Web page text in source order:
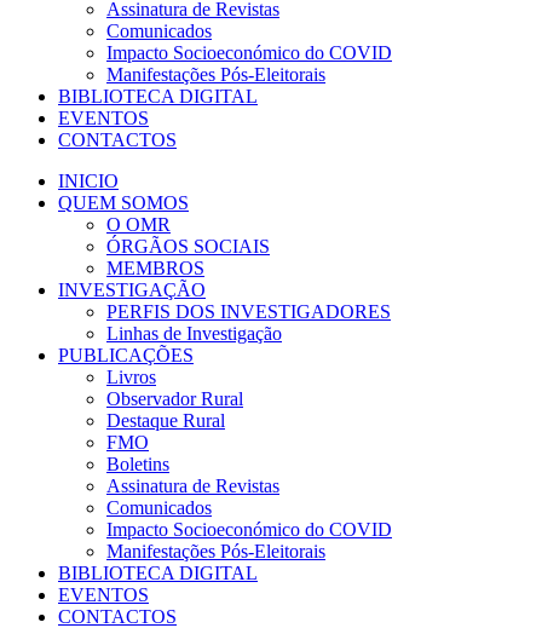
Assinatura de Revistas
Comunicados
Impacto Socioeconómico do COVID
Manifestações Pós-Eleitorais
BIBLIOTECA DIGITAL
EVENTOS
CONTACTOS
INICIO
QUEM SOMOS
O OMR
ÓRGÃOS SOCIAIS
MEMBROS
INVESTIGAÇÃO
PERFIS DOS INVESTIGADORES
Linhas de Investigação
PUBLICAÇÕES
Livros
Observador Rural
Destaque Rural
FMO
Boletins
Assinatura de Revistas
Comunicados
Impacto Socioeconómico do COVID
Manifestações Pós-Eleitorais
BIBLIOTECA DIGITAL
EVENTOS
CONTACTOS